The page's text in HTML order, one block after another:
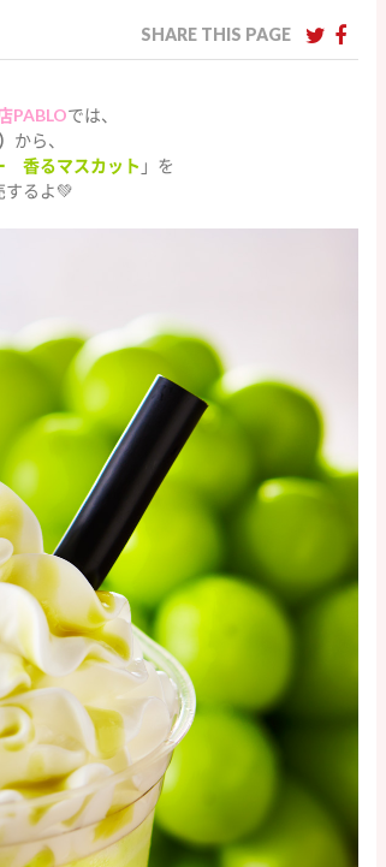
SHARE THIS PAGE
PABLOでは、
から、
香るマスカット 」を
するよ💚